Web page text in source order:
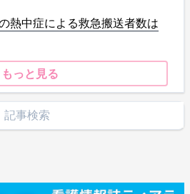
熱中症による救急搬送者数は
もっと見る